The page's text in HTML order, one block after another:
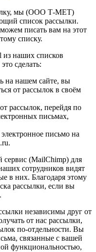
мы (ООО Т-МЕТ)
список рассылки.
писать вам на этот
списку.
из наших списков
сделать:
на нашем сайте, вы
от рассылок в своём
рассылок, перейдя по
письмах,
письмо на
(MailChimp) для
сотрудников видят
в них. Благодаря этому
рассылки, если вы
независимы друг от
от нас рассылки,
по-отдельности. Вы
связанные с вашей
функциональностью,